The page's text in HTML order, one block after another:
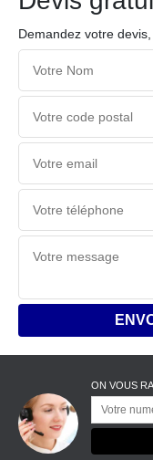
Demandez votre
ON VOUS